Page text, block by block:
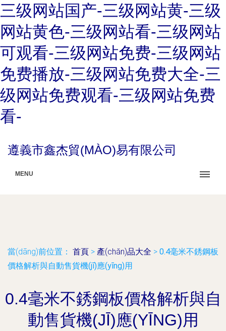
三级网站国产-三级网站黄-三级
网站黄色-三级网站看-三级网站
可观看-三级网站免费-三级网站
免费播放-三级网站免费大全-三
级网站免费观看-三级网站免费
看-
遵義市鑫杰貿(MÀO)易有限公司
MENU
當(dāng)前位置： 首頁 > 產(chǎn)品大全 > 0.4毫米不銹鋼板
價格解析與自動售貨機(jī)應(yīng)用
0.4毫米不銹鋼板價格解析與自
動售貨機(JĪ)應(YĪNG)用